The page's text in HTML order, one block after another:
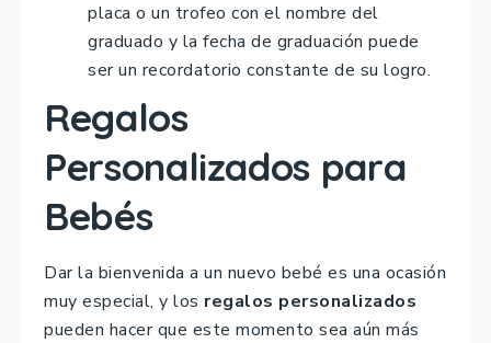
placa o un trofeo con el nombre del
graduado y la fecha de graduación puede
ser un recordatorio constante de su logro.
Regalos
Personalizados para
Bebés
Dar la bienvenida a un nuevo bebé es una ocasión
muy especial, y los regalos personalizados
pueden hacer que este momento sea aún más